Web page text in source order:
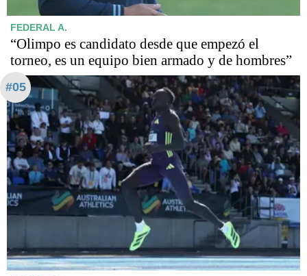
FEDERAL A.
“Olimpo es candidato desde que empezó el
torneo, es un equipo bien armado y de hombres”
#05